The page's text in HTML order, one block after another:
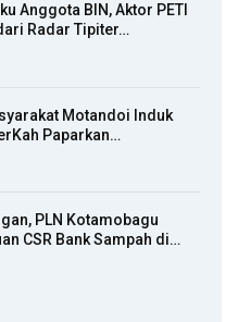
Anggota BIN, Aktor PETI
Radar Tipiter…
Motandoi Induk
Paparkan…
PLN Kotamobagu
CSR Bank Sampah di…